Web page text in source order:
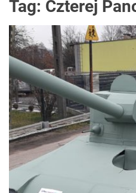
Tag: Czterej